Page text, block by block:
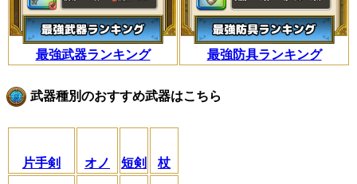
最強武器ランキング 最強防具ランキング
武器種別のおすすめ武器はこちら
片手剣 オノ 短剣 杖